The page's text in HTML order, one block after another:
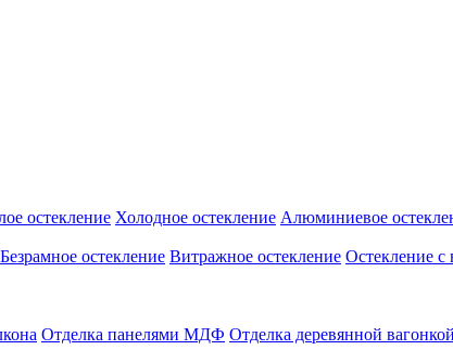
остекление Холодное остекление Алюминиевое
Безрамное остекление Витражное остекление Остекление с
Отделка панелями МДФ Отделка деревянной вагонкой